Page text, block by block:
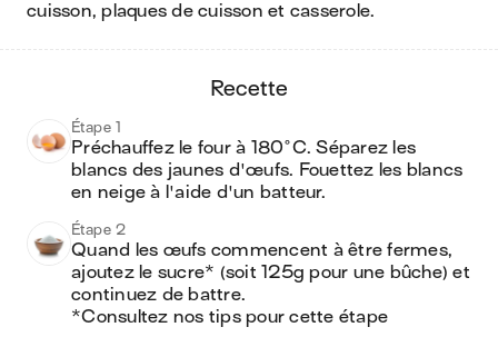
cuisson, plaques de cuisson et casserole.
recette
Étape 1
Préchauffez le four à 180°C. Séparez les
blancs des jaunes d'œufs. Fouettez les blancs
en neige à l'aide d'un batteur.
Étape 2
Quand les œufs commencent à être fermes,
ajoutez le sucre* (soit 125g pour une bûche) et
continuez de battre.
*Consultez nos tips pour cette étape